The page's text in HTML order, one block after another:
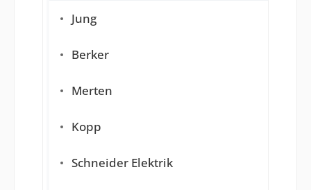
Jung
Berker
Merten
Kopp
Schneider Elektrik